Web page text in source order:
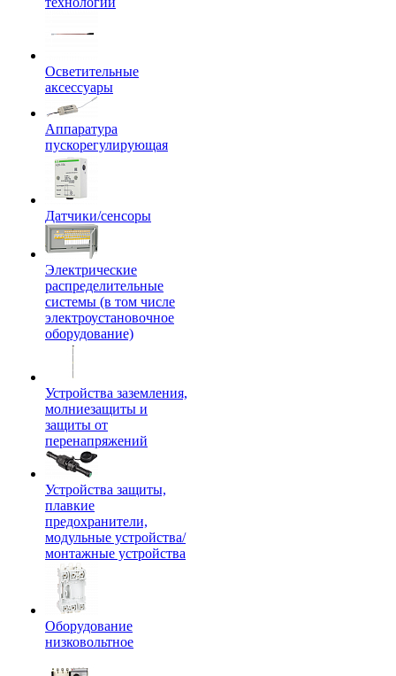
Осветительные
аксессуары
Аппаратура
пускорегулирующая
Датчики/сенсоры
Электрические
распределительные
системы (в том числе
электроустановочное
оборудование)
Устройства заземления,
молниезащиты и
защиты от
перенапряжений
Устройства защиты,
плавкие
предохранители,
модульные устройства/
монтажные устройства
Оборудование
низковольтное